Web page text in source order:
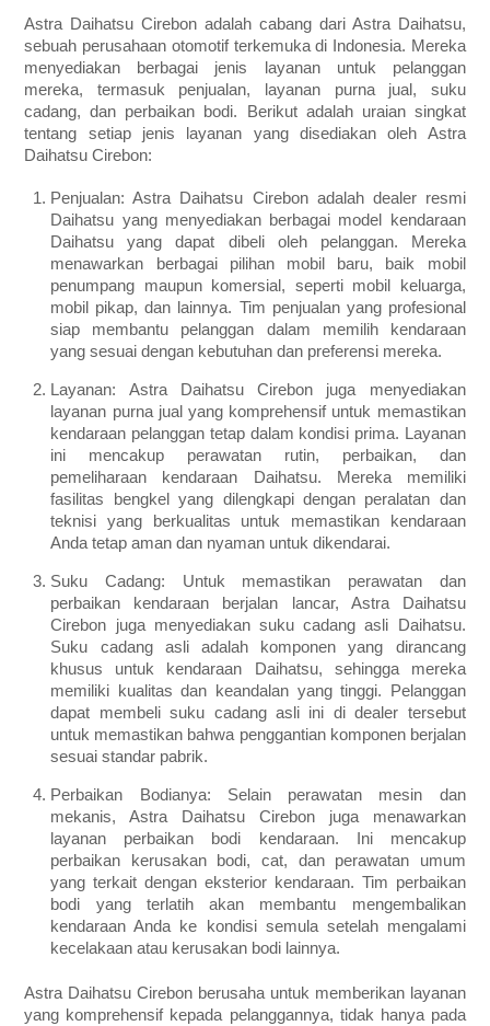
Astra Daihatsu Cirebon adalah cabang dari Astra Daihatsu,
sebuah perusahaan otomotif terkemuka di Indonesia. Mereka
menyediakan berbagai jenis layanan untuk pelanggan
mereka, termasuk penjualan, layanan purna jual, suku
cadang, dan perbaikan bodi. Berikut adalah uraian singkat
tentang setiap jenis layanan yang disediakan oleh Astra
Daihatsu Cirebon:
Penjualan: Astra Daihatsu Cirebon adalah dealer resmi
Daihatsu yang menyediakan berbagai model kendaraan
Daihatsu yang dapat dibeli oleh pelanggan. Mereka
menawarkan berbagai pilihan mobil baru, baik mobil
penumpang maupun komersial, seperti mobil keluarga,
mobil pikap, dan lainnya. Tim penjualan yang profesional
siap membantu pelanggan dalam memilih kendaraan
yang sesuai dengan kebutuhan dan preferensi mereka.
Layanan: Astra Daihatsu Cirebon juga menyediakan
layanan purna jual yang komprehensif untuk memastikan
kendaraan pelanggan tetap dalam kondisi prima. Layanan
ini mencakup perawatan rutin, perbaikan, dan
pemeliharaan kendaraan Daihatsu. Mereka memiliki
fasilitas bengkel yang dilengkapi dengan peralatan dan
teknisi yang berkualitas untuk memastikan kendaraan
Anda tetap aman dan nyaman untuk dikendarai.
Suku Cadang: Untuk memastikan perawatan dan
perbaikan kendaraan berjalan lancar, Astra Daihatsu
Cirebon juga menyediakan suku cadang asli Daihatsu.
Suku cadang asli adalah komponen yang dirancang
khusus untuk kendaraan Daihatsu, sehingga mereka
memiliki kualitas dan keandalan yang tinggi. Pelanggan
dapat membeli suku cadang asli ini di dealer tersebut
untuk memastikan bahwa penggantian komponen berjalan
sesuai standar pabrik.
Perbaikan Bodianya: Selain perawatan mesin dan
mekanis, Astra Daihatsu Cirebon juga menawarkan
layanan perbaikan bodi kendaraan. Ini mencakup
perbaikan kerusakan bodi, cat, dan perawatan umum
yang terkait dengan eksterior kendaraan. Tim perbaikan
bodi yang terlatih akan membantu mengembalikan
kendaraan Anda ke kondisi semula setelah mengalami
kecelakaan atau kerusakan bodi lainnya.
Astra Daihatsu Cirebon berusaha untuk memberikan layanan
yang komprehensif kepada pelanggannya, tidak hanya pada